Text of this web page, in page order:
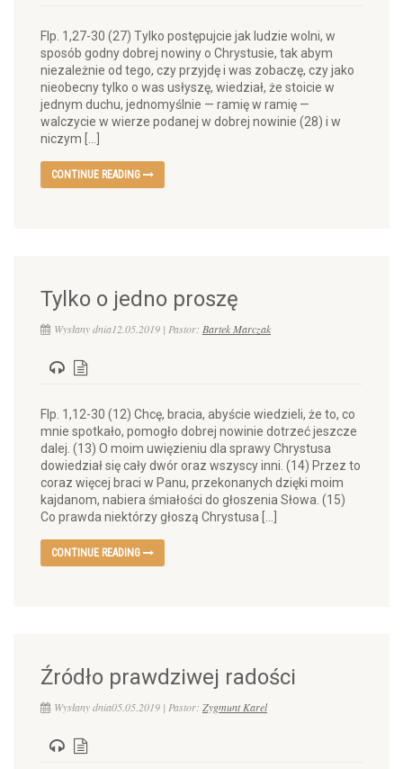
Flp. 1,27-30 (27) Tylko postępujcie jak ludzie wolni, w
sposób godny dobrej nowiny o Chrystusie, tak abym
niezależnie od tego, czy przyjdę i was zobaczę, czy jako
nieobecny tylko o was usłyszę, wiedział, że stoicie w
jednym duchu, jednomyślnie — ramię w ramię —
walczycie w wierze podanej w dobrej nowinie (28) i w
niczym […]
CONTINUE READING
Tylko o jedno proszę
Wysłany dnia12.05.2019 | Pastor: Bartek Marczak
Flp. 1,12-30 (12) Chcę, bracia, abyście wiedzieli, że to, co
mnie spotkało, pomogło dobrej nowinie dotrzeć jeszcze
dalej. (13) O moim uwięzieniu dla sprawy Chrystusa
dowiedział się cały dwór oraz wszyscy inni. (14) Przez to
coraz więcej braci w Panu, przekonanych dzięki moim
kajdanom, nabiera śmiałości do głoszenia Słowa. (15)
Co prawda niektórzy głoszą Chrystusa […]
CONTINUE READING
Źródło prawdziwej radości
Wysłany dnia05.05.2019 | Pastor: Zygmunt Karel